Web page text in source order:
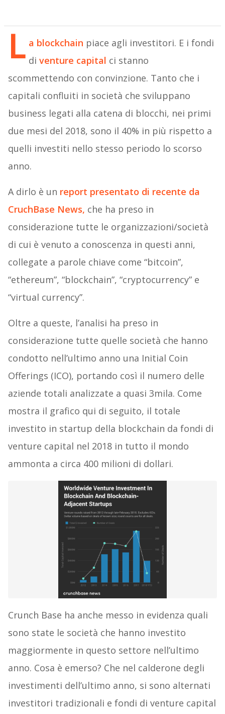
L a blockchain piace agli investitori. E i fondi
di venture capital ci stanno
scommettendo con convinzione. Tanto che i
capitali confluiti in società che sviluppano
business legati alla catena di blocchi, nei primi
due mesi del 2018, sono il 40% in più rispetto a
quelli investiti nello stesso periodo lo scorso
anno.
A dirlo è un report presentato di recente da
CruchBase News, che ha preso in
considerazione tutte le organizzazioni/società
di cui è venuto a conoscenza in questi anni,
collegate a parole chiave come “bitcoin”,
“ethereum”, “blockchain”, “cryptocurrency” e
“virtual currency”.
Oltre a queste, l’analisi ha preso in
considerazione tutte quelle società che hanno
condotto nell’ultimo anno una Initial Coin
Offerings (ICO), portando così il numero delle
aziende totali analizzate a quasi 3mila. Come
mostra il grafico qui di seguito, il totale
investito in startup della blockchain da fondi di
venture capital nel 2018 in tutto il mondo
ammonta a circa 400 milioni di dollari.
Crunch Base ha anche messo in evidenza quali
sono state le società che hanno investito
maggiormente in questo settore nell’ultimo
anno. Cosa è emerso? Che nel calderone degli
investimenti dell’ultimo anno, si sono alternati
investitori tradizionali e fondi di venture capital